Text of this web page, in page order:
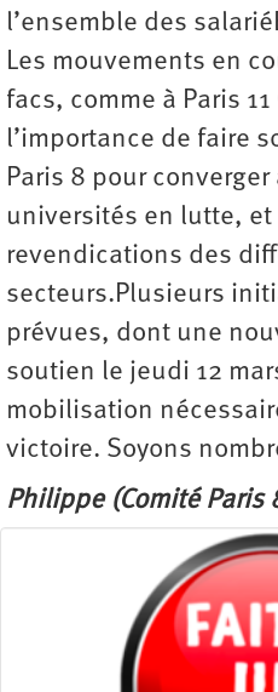
l’ensemble des
Les mouvements en
facs, comme à Paris
l’importance de faire
Paris 8 pour
universités en lutte, et
revendications des
secteurs.Plusieurs
prévues, dont une
soutien le jeudi 12
mobilisation
victoire. Soyons
Philippe (Comité Paris